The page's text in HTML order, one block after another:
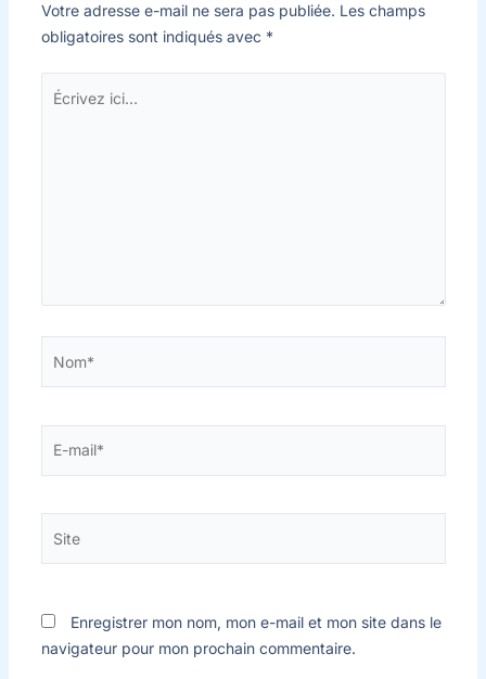
Votre adresse e-mail ne sera pas publiée. Les champs
obligatoires sont indiqués avec *
ici…
Enregistrer mon nom, mon e-mail et mon site dans le
navigateur pour mon prochain commentaire.